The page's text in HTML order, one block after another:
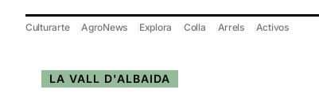
Culturarte AgroNews Explora Colla Arrels Activos
LA VALL D'ALBAIDA